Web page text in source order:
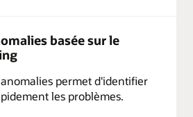
basée sur le
permet d'identifier
les problèmes.